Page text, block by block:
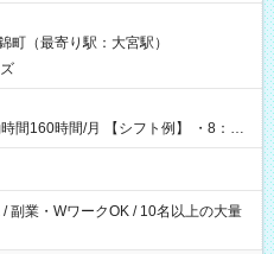
町（最寄り駅：大宮駅）
【シフト例】 ・8：00
副業・WワークOK / 10名以上の大量